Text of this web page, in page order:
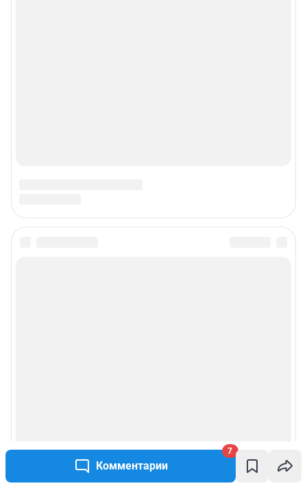
Комментарии
7